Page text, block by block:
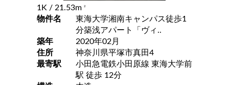
1K / 21.53m 2
物件名
東海大学湘南キャンパス徒歩1
分築浅アパート「ヴィ..
築年
2020年02月
住所
神奈川県平塚市真田4
最寄駅
小田急電鉄小田原線 東海大学前
駅 徒歩 12分